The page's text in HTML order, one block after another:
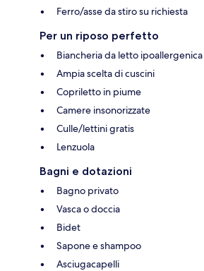
Ferro/asse da stiro su richiesta
Per un riposo perfetto
Biancheria da letto ipoallergenica
Ampia scelta di cuscini
Copriletto in piume
Camere insonorizzate
Culle/lettini gratis
Lenzuola
Bagni e dotazioni
Bagno privato
Vasca o doccia
Bidet
Sapone e shampoo
Asciugacapelli